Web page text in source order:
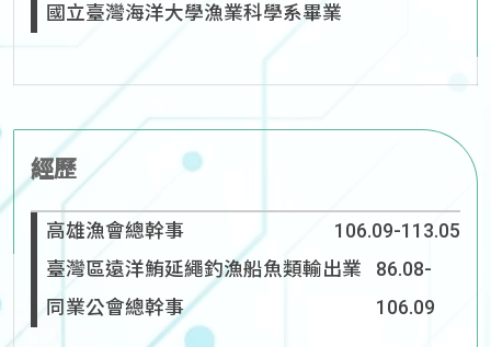
國立臺灣海洋大學漁業科學系畢業
經歷
高雄漁會總幹事
106.09-113.05
臺灣區遠洋鮪延繩釣漁船魚類輸出業
同業公會總幹事
86.08-
106.09